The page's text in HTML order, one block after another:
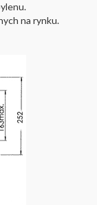
na rynku.